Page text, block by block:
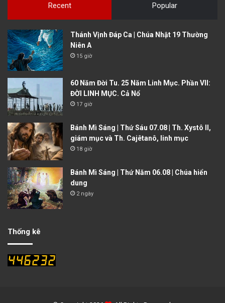
Recent Popular
Thánh Vịnh Đáp Ca | Chúa Nhật 19 Thường
Niên A
15 giờ
60 Năm Đời Tu. 25 Năm Linh Mục. Phần VII:
ĐỜI LINH MỤC. Cả Nổ
17 giờ
Bánh Mì Sáng | Thứ Sáu 07.08 | Th. Xystô II,
giám mục và Th. Cajêtanô, linh mục
18 giờ
Bánh Mì Sáng | Thứ Năm 06.08 | Chúa hiển
dung
2 ngày
Thống kê